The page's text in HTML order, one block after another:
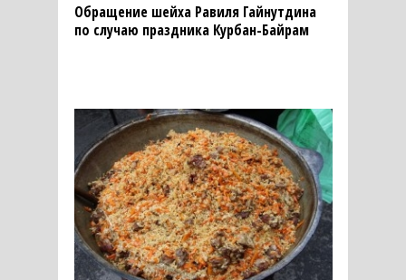
Обращение шейха Равиля Гайнутдина
по случаю праздника Курбан-Байрам